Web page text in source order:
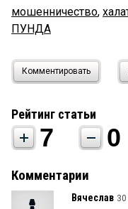
мошенничество,
ПУНДА
Комментировать
Рейтинг статьи
7 0
Комментарии
Вячеслав